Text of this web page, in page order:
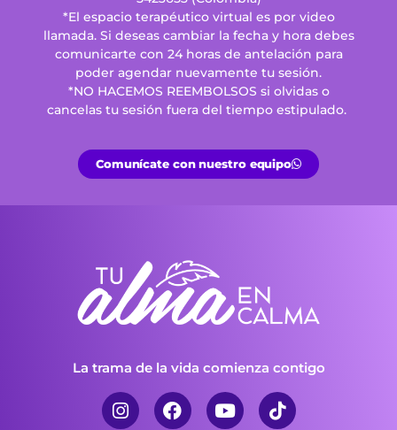
*El espacio terapéutico virtual es por video
llamada. Si deseas cambiar la fecha y hora debes
comunicarte con 24 horas de antelación para
poder agendar nuevamente tu sesión.
*NO HACEMOS REEMBOLSOS si olvidas o
cancelas tu sesión fuera del tiempo estipulado.
Comunícate con nuestro equipo
La trama de la vida comienza contigo
I
F
Y
T